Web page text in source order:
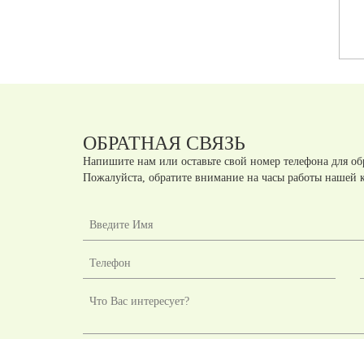
ОБРАТНАЯ СВЯЗЬ
Напишите нам или оставьте свой номер телефона для
Пожалуйста, обратите внимание на часы работы нашей